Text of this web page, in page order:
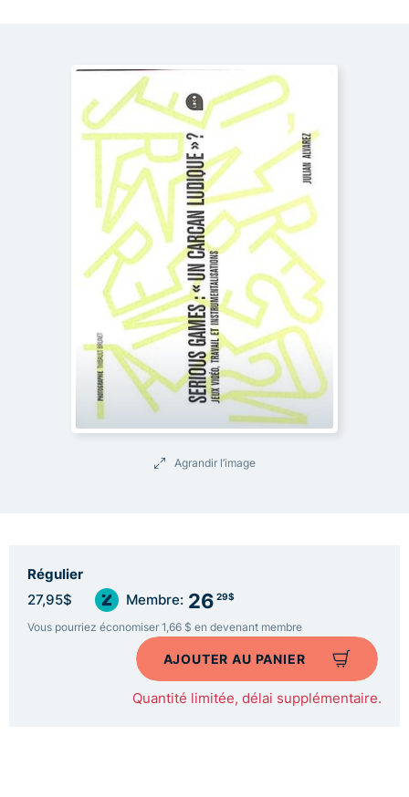
Agrandir l’image
Régulier
27,95$ Membre: 26 29$
Vous pourriez économiser 1,66 $ en devenant membre
AJOUTER AU PANIER
Quantité limitée, délai supplémentaire.